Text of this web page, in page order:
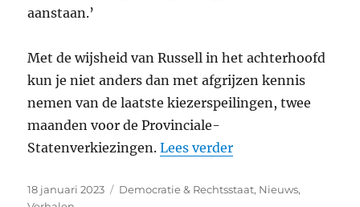
aanstaan.’
Met de wijsheid van Russell in het achterhoofd
kun je niet anders dan met afgrijzen kennis
nemen van de laatste kiezerspeilingen, twee
maanden voor de Provinciale-
Statenverkiezingen.Lees verder“Rottigheid”
Geplaatst
18 januari 2023 Categorieën
Democratie & Rechtsstaat, Nieuws,